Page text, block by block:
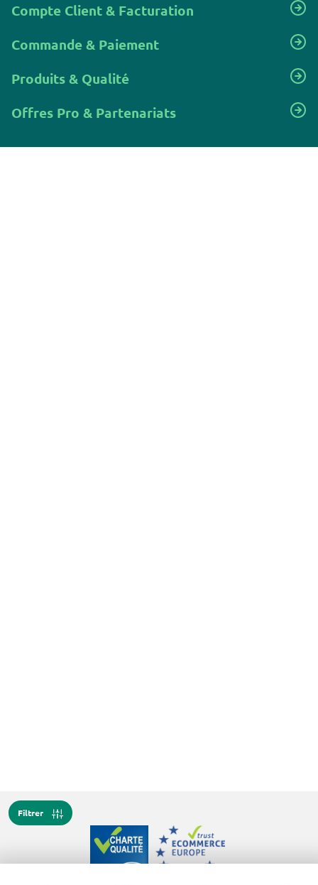
Filtrer
Compte Client & Facturation
Commande & Paiement
Produits & Qualité
Offres Pro & Partenariats